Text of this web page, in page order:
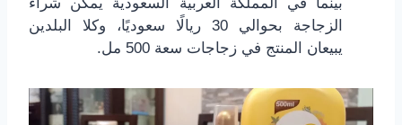
بينما في المملكة العربية السعودية يمكن شراء
الزجاجة بحوالي 30 ريالًا سعوديًا، وكلا البلدين
يبيعان المنتج في زجاجات سعة 500 مل.